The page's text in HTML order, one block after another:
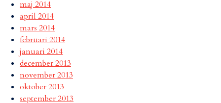
maj 2014
april 2014
mars 2014
februari 2014
januari 2014
december 2013
november 2013
oktober 2013
september 2013